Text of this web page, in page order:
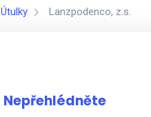
Útulky Lanzpodenco, z.s.
Nepřehlédněte